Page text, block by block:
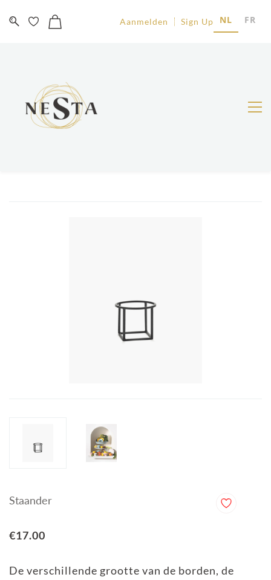
Aanmelden Sign Up NL FR
Staander
€17.00
De verschillende grootte van de borden, de